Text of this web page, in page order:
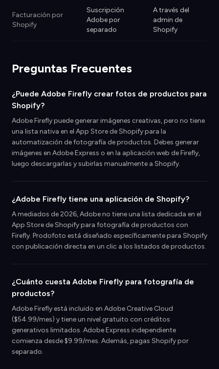
Facturación por
Shopify
Suscripción
Adobe por
separado
A través del
admin de
Shopify
Preguntas Frecuentes
¿Puede Adobe Firefly crear fotos de productos para
Shopify?
Adobe Firefly puede generar imágenes creativas, pero no tiene
una lista nativa en el App Store de Shopify para la
automatización de fotografía de productos. Debes generar
imágenes en Adobe Express o en la aplicación web de Firefly,
luego descargarlas y subirlas manualmente a Shopify.
¿Adobe Firefly tiene una aplicación de Shopify?
A mediados de 2026, Adobe no tiene una lista dedicada en el
App Store de Shopify para fotografía de productos con
Firefly. Prodofoto está diseñado específicamente para Shopify
con publicación directa en un clic a los listados de productos.
¿Cuánto cuesta Adobe Firefly para fotografía de
productos?
Adobe Firefly está incluido en Adobe Creative Cloud
($54.99/mes) y tiene un nivel gratuito con créditos
generativos limitados. Adobe Express independiente
comienza desde $9.99/mes. Además, pagas Shopify por
separado.